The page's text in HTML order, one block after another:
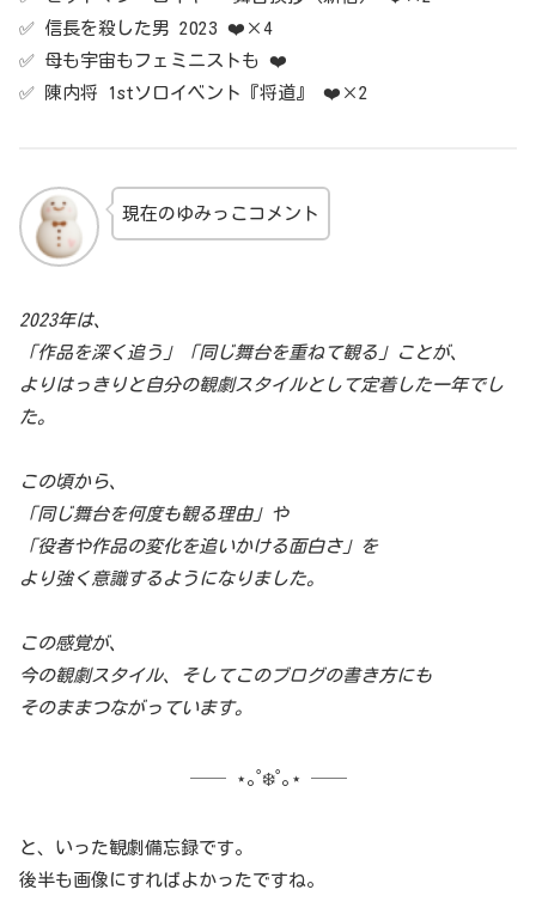
✅ 信長を殺した男 2023 ❤️×4
✅ 母も宇宙もフェミニストも ❤️
✅ 陳内将 1stソロイベント『将道』 ❤️×2
現在のゆみっこコメント
2023年は、
「作品を深く追う」「同じ舞台を重ねて観る」ことが、
よりはっきりと自分の観劇スタイルとして定着した一年でし
た。
この頃から、
「同じ舞台を何度も観る理由」や
「役者や作品の変化を追いかける面白さ」を
より強く意識するようになりました。
この感覚が、
今の観劇スタイル、そしてこのブログの書き方にも
そのままつながっています。
── ⋆｡˚❄️˚｡⋆ ──
と、いった観劇備忘録です。
後半も画像にすればよかったですね。